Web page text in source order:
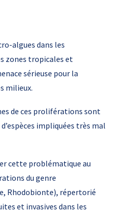
algues dans les
zones tropicales et
sérieuse pour la
milieux.
de ces proliférations sont
impliquées très mal
cette problématique au
du genre
Rhodobionte), répertorié
et invasives dans les